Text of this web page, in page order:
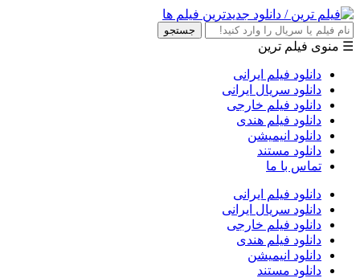
جستجو
☰ منوی فیلم ترین
دانلود فیلم ایرانی
دانلود سریال ایرانی
دانلود فیلم خارجی
دانلود فیلم هندی
دانلود انیمیشن
دانلود مستند
تماس با ما
دانلود فیلم ایرانی
دانلود سریال ایرانی
دانلود فیلم خارجی
دانلود فیلم هندی
دانلود انیمیشن
دانلود مستند